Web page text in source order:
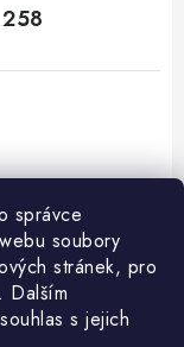
správce
soubory
stránek, pro
Dalším
s jejich